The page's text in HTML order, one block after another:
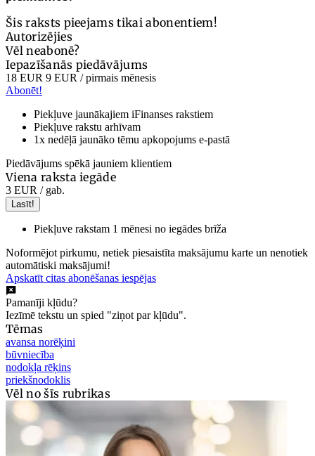
Šis raksts pieejams tikai abonentiem!
Autorizējies
Vēl neabonē?
Iepazīšanās piedāvājums
18 EUR 9 EUR / pirmais mēnesis
Abonēt!
Piekļuve jaunākajiem iFinanses rakstiem
Piekļuve rakstu arhīvam
1x nedēļā jaunāko tēmu apkopojums e-pastā
Piedāvājums spēkā jauniem klientiem
Viena raksta iegāde
3 EUR / gab.
Lasīt!
Piekļuve rakstam 1 mēnesi no iegādes brīža
Noformējot pirkumu, netiek piesaistīta maksājumu karte un nenotiek
automātiski maksājumi!
Apskatīt citas abonēšanas iespējas
Pamanīji kļūdu?
Iezīmē tekstu un spied "ziņot par kļūdu".
Tēmas
avansa norēķini
būvniecība
nodokļa rēķins
priekšnodoklis
Vēl no šīs rubrikas